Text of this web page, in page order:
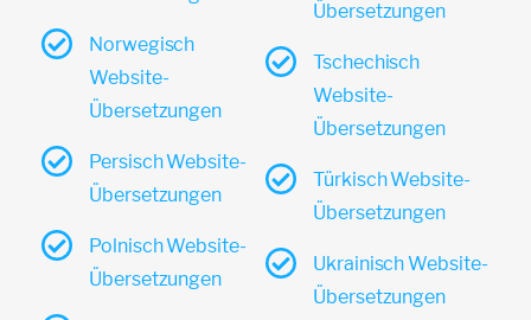
Norwegisch
Website-
Übersetzungen
Persisch Website-
Übersetzungen
Polnisch Website-
Übersetzungen
Übersetzungen
Tschechisch
Website-
Übersetzungen
Türkisch Website-
Übersetzungen
Ukrainisch Website-
Übersetzungen